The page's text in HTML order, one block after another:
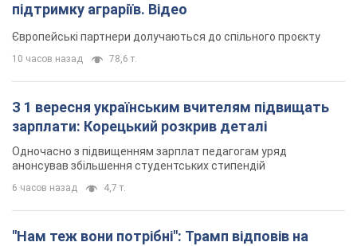
підтримку аграріїв. Відео
Європейські партнери долучаються до спільного проєкту
10 часов назад 78,6 т.
З 1 вересня українським вчителям підвищать
зарплати: Корецький розкрив деталі
Одночасно з підвищенням зарплат педагогам уряд
анонсував збільшення студентських стипендій
6 часов назад 4,7 т.
"Нам теж вони потрібні": Трамп відповів на